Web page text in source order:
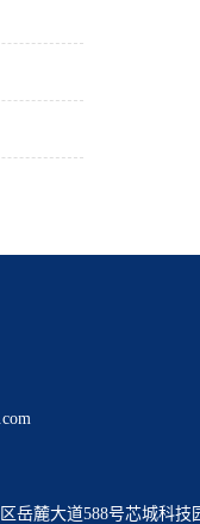
岳麓大道588号芯城科技